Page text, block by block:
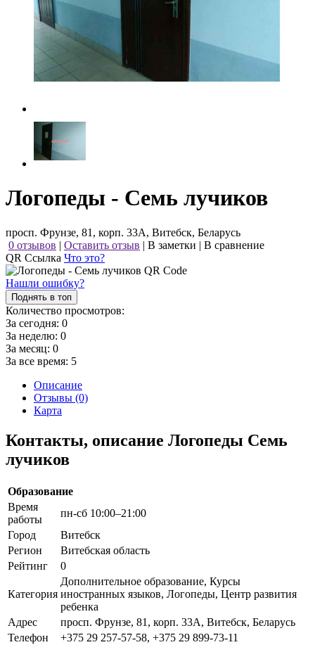
Логопеды - Семь лучиков
просп. Фрунзе, 81, корп. 33А, Витебск, Беларусь
0 отзывов | Оставить отзыв | В заметки | В сравнение
QR Ссылка Что это?
Нашли ошибку?
Поднять в топ
Количество просмотров:
За сегодня: 0
За неделю: 0
За месяц: 0
За все время: 5
Описание
Отзывы (0)
Карта
Контакты, описание Логопеды Семь
лучиков
Образование
Время
работы
пн-сб 10:00–21:00
Город
Витебск
Регион
Витебская область
Рейтинг
0
Категория
Дополнительное образование, Курсы
иностранных языков, Логопеды, Центр развития
ребенка
Адрес
просп. Фрунзе, 81, корп. 33А, Витебск, Беларусь
Телефон
+375 29 257-57-58, +375 29 899-73-11